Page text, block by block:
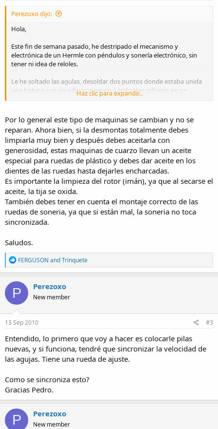
Perezoxo dijo:
Hola,
Este fin de semana pasado, he destripado el mecanismo y
electrónica de un Hermle con péndulos y sonería electrónico, sin
tener ni idea de reloles.
Le he soltado las agulas, desoldar dos puntos donde estaba unida
una bobina con un piñonico negro y todos los piñones en un
Me he encontrado que la varilla que salía hasta la aguja del
minutero tenía una especie de grasa verde bastante solidificada,
por lo que la he limpiado bien, la he aceitado y he vuelto a montar
todo.
Ha durado en movimiento hora y media y se ha vuelto a parar, cada
una de las pilas me daba 1,5 voltios y sigue metiendo el tic-tac
acompasado.
Que me puede estar pasando? alguien me puede ayudar?
Tengo que comprar maquinaria nueva? :dudoso:
Gracias
Haz clic para expandir...
Por lo general este tipo de maquinas se cambian y no se
reparan. Ahora bien, si la desmontas totalmente debes
limpiarla muy bien y después debes aceitarla con
generosidad, estas maquinas de cuarzo llevan un aceite
especial para ruedas de plástico y debes dar aceite en los
dientes de las ruedas hasta dejarles encharcadas.
Es importante la limpieza del rotor (imán), ya que al secarse el
aceite, la tija se oxida.
También debes tener en cuenta el montaje correcto de las
ruedas de soneria, ya que si están mal, la soneria no toca
sincronizada.
Saludos.
R
e
a
c
t
o
n
s
FERGUSON andTrinquete
P Perezoxo
New member
13 Sep 2010 #3
Entendido, lo primero que voy a hacer es colocarle pilas
nuevas, y si funciona, tendré que sincronizar la velocidad de
las agujas. Tiene una rueda de ajuste.
Como se sincroniza esto?
Gracias Pedro.
P Perezoxo
New member